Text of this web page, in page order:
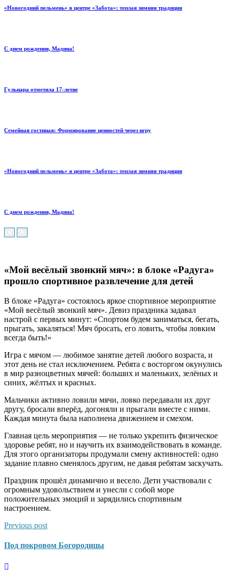
«Новогодний пельмень» в центре «Забота»: теплая зимняя традиция
С днем рождения, Мадина!
Гульнара отметила 17‑летие
Семейная гостиная: Формирование ценностей через игру
«Новогодний пельмень» в центре «Забота»: теплая зимняя традиция
С днем рождения, Мадина!
«Мой весёлый звонкий мяч»: в блоке «Радуга»
прошло спортивное развлечение для детей
В блоке «Радуга» состоялось яркое спортивное мероприятие
«Мой весёлый звонкий мяч». Девиз праздника задавал
настрой с первых минут: «Спортом будем заниматься, бегать,
прыгать, закаляться! Мяч бросать, его ловить, чтобы ловким
всегда быть!»
Игра с мячом — любимое занятие детей любого возраста, и
этот день не стал исключением. Ребята с восторгом окунулись
в мир разноцветных мячей: больших и маленьких, зелёных и
синих, жёлтых и красных.
Мальчики активно ловили мячи, ловко передавали их друг
другу, бросали вперёд, догоняли и прыгали вместе с ними.
Каждая минута была наполнена движением и смехом.
Главная цель мероприятия — не только укрепить физическое
здоровье ребят, но и научить их взаимодействовать в команде.
Для этого организаторы продумали смену активностей: одно
задание плавно сменялось другим, не давая ребятам заскучать.
Праздник прошёл динамично и весело. Дети участвовали с
огромным удовольствием и унесли с собой море
положительных эмоций и зарядились спортивным
настроением.
Previous post
Под покровом Богородицы